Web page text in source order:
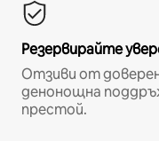
Резервирайте
Отзиви от
денонощна
престой.